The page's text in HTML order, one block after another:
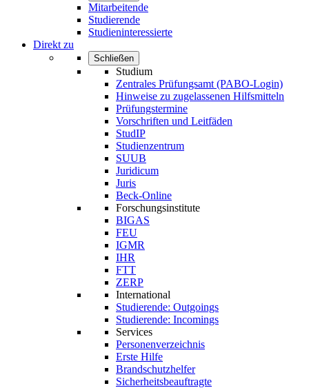
Mitarbeitende
Studierende
Studieninteressierte
Direkt zu
Schließen
Studium
Zentrales Prüfungsamt (PABO-Login)
Hinweise zu zugelassenen Hilfsmitteln
Prüfungstermine
Vorschriften und Leitfäden
StudIP
Studienzentrum
SUUB
Juridicum
Juris
Beck-Online
Forschungsinstitute
BIGAS
FEU
IGMR
IHR
FTT
ZERP
International
Studierende: Outgoings
Studierende: Incomings
Services
Personenverzeichnis
Erste Hilfe
Brandschutzhelfer
Sicherheitsbeauftragte